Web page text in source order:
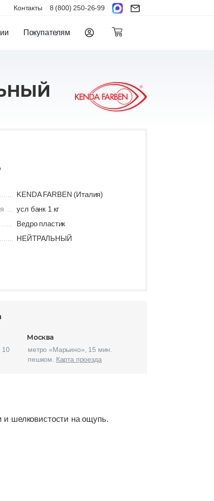
Контакты 8 (800) 250-26-99
Покупателям
KENDA FARBEN (Италия)
усл банк 1 кг
Ведро пластик
НЕЙТРАЛЬНЫЙ
10
Москва
метро «Марьино», 15 мин.
пешком. Карта проезда
и шелковистости на ощупь.